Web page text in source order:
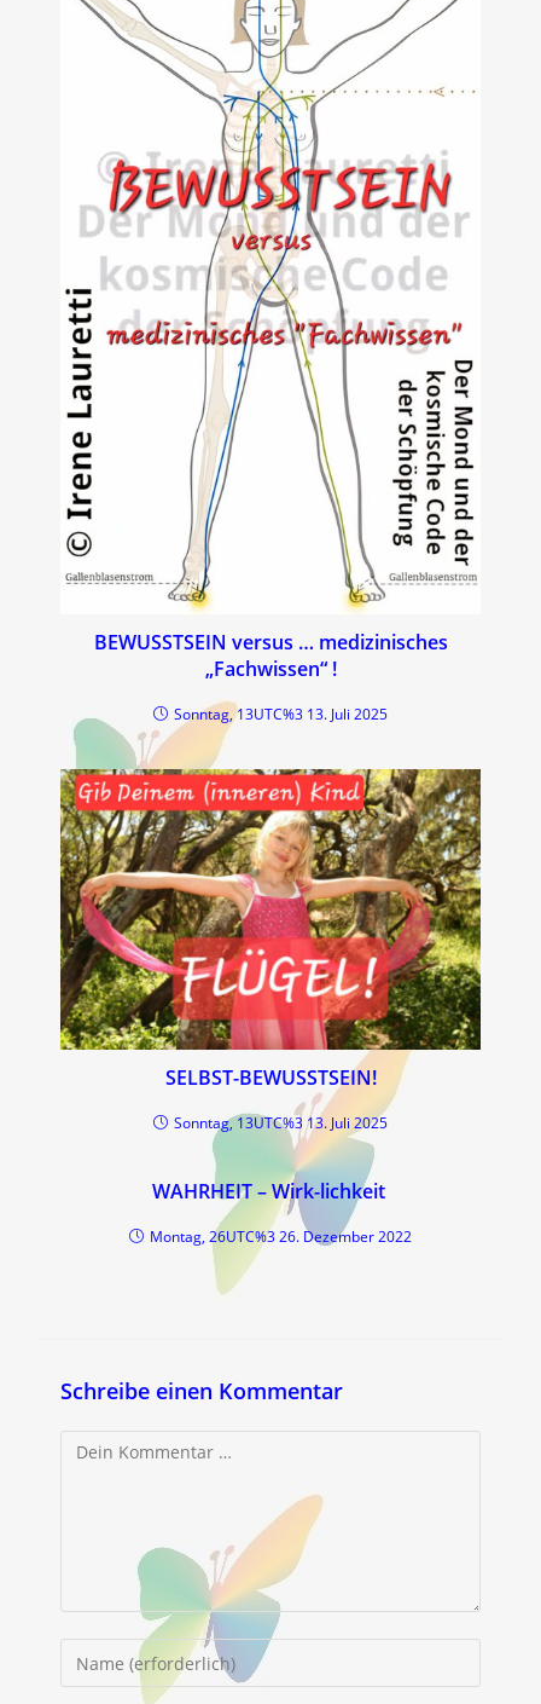
BEWUSSTSEIN versus … medizinisches
„Fachwissen“ !
Sonntag, 13UTC%3 13. Juli 2025
SELBST-BEWUSSTSEIN!
Sonntag, 13UTC%3 13. Juli 2025
WAHRHEIT – Wirk-lichkeit
Montag, 26UTC%3 26. Dezember 2022
Schreibe einen Kommentar
Kommentar
deinen